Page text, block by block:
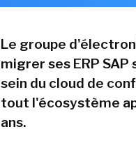
Le groupe
migrer ses ERP SAP
sein du cloud de
tout l'écosystème
ans.